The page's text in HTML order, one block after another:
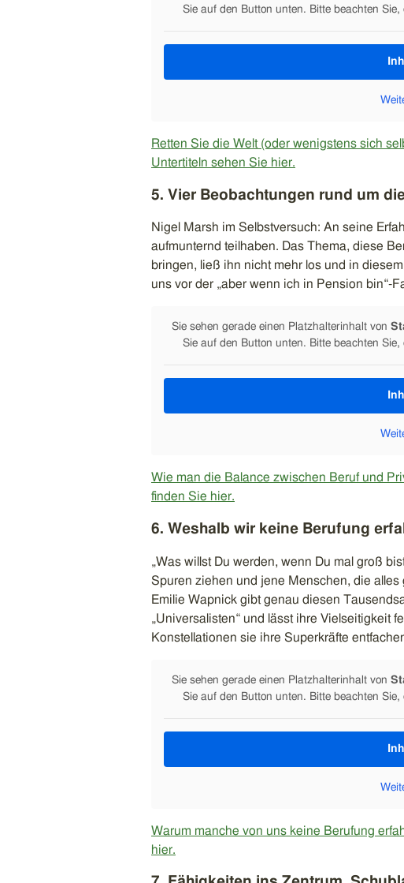
Sie auf den Button unten. Bitte beachten
Retten Sie die Welt (oder wenigstens sich
Untertiteln sehen Sie hier.
5. Vier Beobachtungen rund um
Nigel Marsh im Selbstversuch: An seine
aufmunternd teilhaben. Das Thema, diese
bringen, ließ ihn nicht mehr los und in
uns vor der „aber wenn ich in Pension bin“-
Sie sehen gerade einen Platzhalterinhalt von
Sie auf den Button unten. Bitte beachten
Wie man die Balance zwischen Beruf und
finden Sie hier.
6. Weshalb wir keine Berufung
„Was willst Du werden, wenn Du mal groß
Spuren ziehen und jene Menschen, die
Emilie Wapnick gibt genau diesen
„Universalisten“ und lässt ihre Vielseitigkeit
Konstellationen sie ihre Superkräfte
Sie sehen gerade einen Platzhalterinhalt von
Sie auf den Button unten. Bitte beachten
Warum manche von uns keine Berufung
hier.